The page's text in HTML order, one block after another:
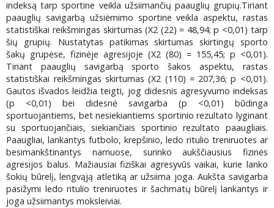
indeksą tarp sportine veikla užsiimančių paauglių grupių.Tiriant
paauglių savigarbą užsiėmimo sportine veikla aspektu, rastas
statistiškai reikšmingas skirtumas (X2 (22) = 48,94; p <0,01) tarp
šių grupių. Nustatytas patikimas skirtumas skirtingų sporto
šakų grupėse, fizinėje agresijoje (X2 (80) = 155,45; p <0,01).
Tiriant paauglių savigarbą sporto šakos aspektu, rastas
statistiškai reikšmingas skirtumas (X2 (110) = 207,36; p <0,01).
Gautos išvados leidžia teigti, jog didesnis agresyvumo indeksas
(p <0,01) bei didesnė savigarba (p <0,01) būdinga
sportuojantiems, bet nesiekiantiems sportinio rezultato lyginant
su sportuojančiais, siekiančiais sportinio rezultato paaugliais.
Paaugliai, lankantys futbolo, krepšinio, ledo ritulio treniruotes ar
besimankštinantys namuose, surinko aukščiausius fizinės
agresijos balus. Mažiausiai fiziškai agresyvūs vaikai, kurie lanko
šokių būrelį, lengvąją atletiką ar užsiima joga. Aukšta savigarba
pasižymi ledo ritulio treniruotes ir šachmatų būrelį lankantys ir
joga užsiimantys moksleiviai.